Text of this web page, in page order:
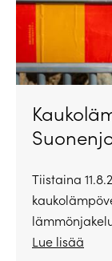
Tiistaina
Lue lisää